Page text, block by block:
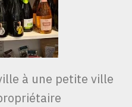
à une petite ville